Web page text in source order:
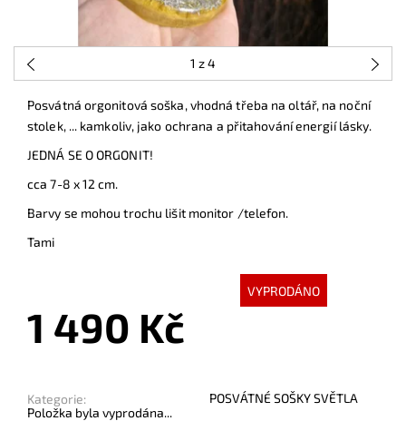
1 z 4
Posvátná orgonitová soška, vhodná třeba na oltář, na noční
stolek, ... kamkoliv, jako ochrana a přitahování energií lásky.
JEDNÁ SE O ORGONIT!
cca 7-8 x 12 cm.
Barvy se mohou trochu lišit monitor /telefon.
Tami
VYPRODÁNO
1 490 Kč
Kategorie:
POSVÁTNÉ SOŠKY SVĚTLA
Položka byla vyprodána...